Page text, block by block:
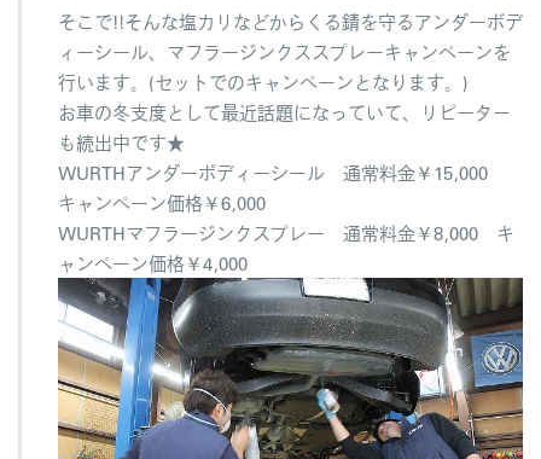
そこで!!そんな塩カリなどからくる錆を守るアンダーボデ
ィーシール、マフラージンクススプレーキャンペーンを
行います。(セットでのキャンペーンとなります。)
お車の冬支度として最近話題になっていて、リピーター
も続出中です★
WURTHアンダーボディーシール 通常料金￥15,000
キャンペーン価格￥6,000
WURTHマフラージンクスプレー 通常料金￥8,000 キ
ャンペーン価格￥4,000